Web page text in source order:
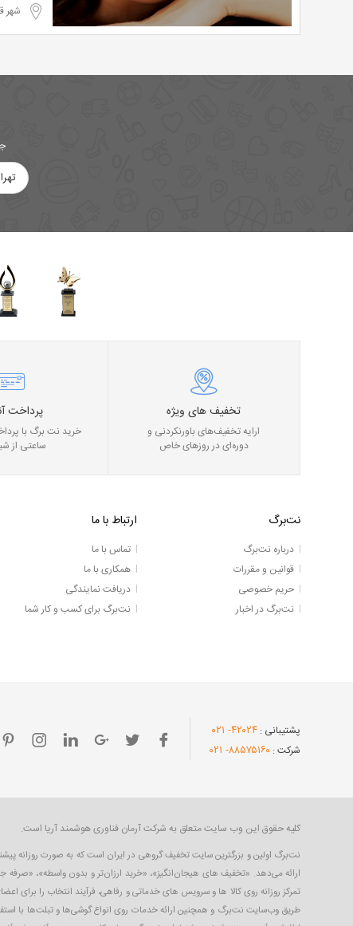
شهر
تخفیف های ویژه
ارایه تخفیف‌های باورنکردنی و
دوره‌ای در روز‌های خاص
پرداخت
خرید نت برگ با
ساعتی از
نت‌برگ
درباره نت‌برگ
قوانین و مقررات
حریم خصوصی
نت‌برگ در اخبار
ارتباط با ما
تماس با ما
همکاری با ما
دریافت نمایندگی
نت‌برگ برای کسب و کار شما
پشتیبانی : ۴۲۰۲۴- ۰۲۱
شرکت : ۸۸۵۷۵۱۶۰- ۰۲۱
کلیه حقوق این وب سایت متعلق به شرکت آرمان فناوری هوشمند آریا است.
ارائه می‌دهد. «تخفیف های هیجان‌انگیز»، «خرید ارزان‌تر و بدون واسطه»،
تمرکز روزانه روی کالا ها و سرویس های خدماتی و رفاهی، فرآیند انتخاب را
طریق وب‌سایت نت‌برگ و همچنین ارائه خدمات روی انواع گوشی‌ها و تبلت‌ها با